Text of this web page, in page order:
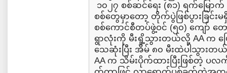
၁၀၂၇ စစ်ဆင်ရေး (၈၁) ရက်မြော
စစ်တွေမှာတော့ တိုက်ပွဲဖြစ်ပွားခြင်း
စစ်ကောင်စီတပ်ဖွဲ့ဝင် (၅၀) ကျော် တ
ရွာလုံးကို မီးရှို့သွားတယ်လို့ AA က ပြ
သေဆုံးပြီး အိမ် ၈၀ မီးထဲပါသွား
AA က သိမ်းပိုက်ထားပြီးဖြစ်တဲ့ ပ